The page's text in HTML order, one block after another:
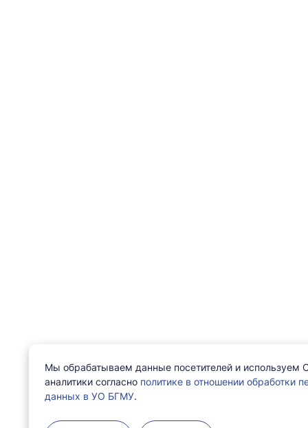
Мы обрабатываем данные посетителей и используем
аналитики согласно политике в отношении обработки
данных в УО БГМУ.